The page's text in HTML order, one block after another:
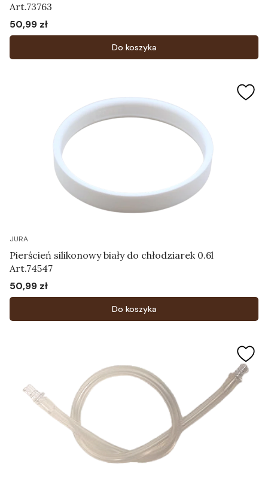
Art.73763
Cena
50,99 zł
Do koszyka
JURA
Pierścień silikonowy biały do chłodziarek 0.6l
Art.74547
Cena
50,99 zł
Do koszyka